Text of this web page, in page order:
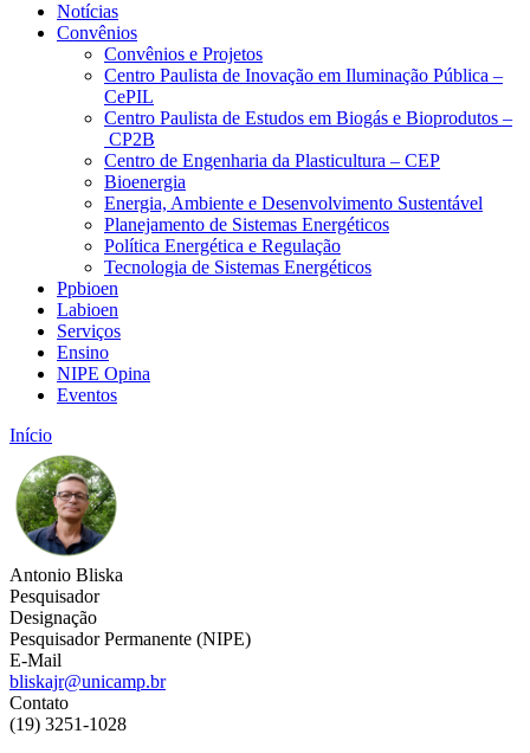
Notícias
Convênios
Convênios e Projetos
Centro Paulista de Inovação em Iluminação Pública –
CePIL
Centro Paulista de Estudos em Biogás e Bioprodutos –
CP2B
Centro de Engenharia da Plasticultura – CEP
Bioenergia
Energia, Ambiente e Desenvolvimento Sustentável
Planejamento de Sistemas Energéticos
Política Energética e Regulação
Tecnologia de Sistemas Energéticos
Ppbioen
Labioen
Serviços
Ensino
NIPE Opina
Eventos
Início
Antonio Bliska
Pesquisador
Designação
Pesquisador Permanente (NIPE)
E-Mail
bliskajr@unicamp.br
Contato
(19) 3251-1028